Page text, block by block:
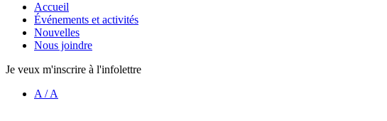
Accueil
Événements et activités
Nouvelles
Nous joindre
Je veux m'inscrire à l'infolettre
A /A